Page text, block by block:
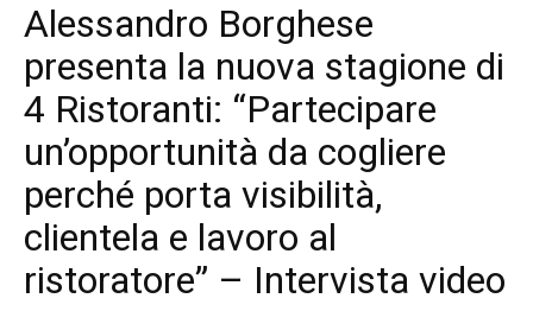
Alessandro Borghese
presenta la nuova stagione di
4 Ristoranti: “Partecipare
un’opportunità da cogliere
perché porta visibilità,
clientela e lavoro al
ristoratore” – Intervista video